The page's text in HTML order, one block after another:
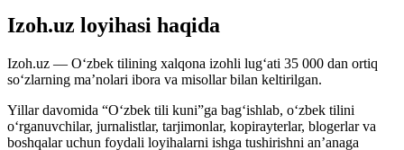
Izoh.uz loyihasi haqida
Izoh.uz — O‘zbek tilining xalqona izohli lug‘ati 35 000 dan ortiq
so‘zlarning ma’nolari ibora va misollar bilan keltirilgan.
Yillar davomida “O‘zbek tili kuni”ga bag‘ishlab, o‘zbek tilini
o‘rganuvchilar, jurnalistlar, tarjimonlar, kopirayterlar, blogerlar va
boshqalar uchun foydali loyihalarni ishga tushirishni an’anaga